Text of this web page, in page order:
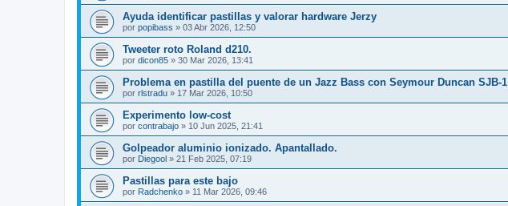
Ayuda identificar pastillas y valorar hardware Jerzy
por popibass » 03 Abr 2026, 12:50
Tweeter roto Roland d210.
por dicon85 » 30 Mar 2026, 13:41
Problema en pastilla del puente de un Jazz Bass con Seymour Duncan SJB-1
por rlstradu » 17 Mar 2026, 10:50
Experimento low-cost
por contrabajo » 10 Jun 2025, 21:41
Golpeador aluminio ionizado. Apantallado.
por Diegool » 21 Feb 2025, 07:19
Pastillas para este bajo
por Radchenko » 11 Mar 2026, 09:46